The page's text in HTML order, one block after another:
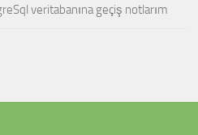
veritabanına geçiş notlarım